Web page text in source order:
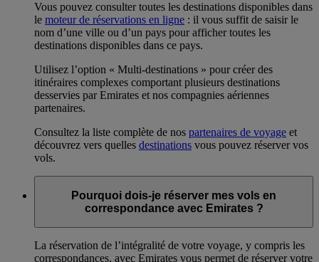
Vous pouvez consulter toutes les destinations disponibles dans
le moteur de réservations en ligne : il vous suffit de saisir le
nom d’une ville ou d’un pays pour afficher toutes les
destinations disponibles dans ce pays.
Utilisez l’option « Multi-destinations » pour créer des
itinéraires complexes comportant plusieurs destinations
desservies par Emirates et nos compagnies aériennes
partenaires.
Consultez la liste complète de nos partenaires de voyage et
découvrez vers quelles destinations vous pouvez réserver vos
vols.
Pourquoi dois-je réserver mes vols en
correspondance avec Emirates ?
La réservation de l’intégralité de votre voyage, y compris les
correspondances, avec Emirates vous permet de réserver votre